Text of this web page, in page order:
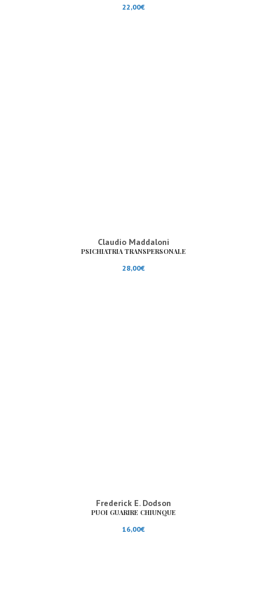
22,00€
Claudio Maddaloni
PSICHIATRIA TRANSPERSONALE
28,00€
Frederick E. Dodson
PUOI GUARIRE CHIUNQUE
16,00€